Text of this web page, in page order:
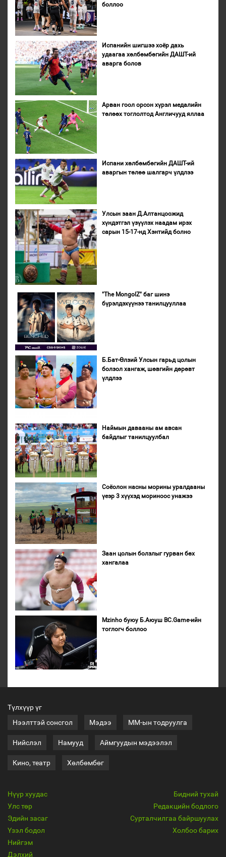
боллоо
Испанийн шигшээ хоёр дахь
удаагаа хөлбөмбөгийн ДАШТ-ий
аварга болов
Арван гоол орсон хүрэл медалийн
төлөөх тоглолтод Англичууд яллаа
Испани хөлбөмбөгийн ДАШТ-ий
аваргын төлөө шалгарч үлдлээ
Улсын заан Д.Алтанцоожид
хүндэтгэл үзүүлэх наадам ирэх
сарын 15-17-нд Хэнтийд болно
"The MongolZ" баг шинэ
бүрэлдэхүүнээ танилцууллаа
Б.Бат-Өлзий Улсын гарьд цолын
болзол хангаж, шөвгийн дөрөвт
үлдлээ
Наймын давааны ам авсан
байдлыг танилцуулбал
Соёолон насны морины уралдааны
үеэр 3 хүүхэд мориноос унажээ
Заан цолын болзлыг гурван бөх
хангалаа
Mzinho буюу Б.Аюуш BC.Game-ийн
тоглогч боллоо
Түлхүүр үг
Нээлттэй сонсгол
Мэдээ ММ-ын тодруулга
Нийслэл Намууд Аймгуудын мэдээлэл
Кино, театр Хөлбөмбөг
Нүүр хуудас
Улс төр
Эдийн засаг
Үзэл бодол
Нийгэм
Дэлхий
Бидний тухай
Редакцийн бодлого
Сурталчилгаа байршуулах
Холбоо барих